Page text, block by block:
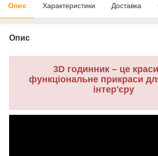
Опис Характеристики Доставка
Опис
3D годинник – це
функціональне прикраси
інтер'єру